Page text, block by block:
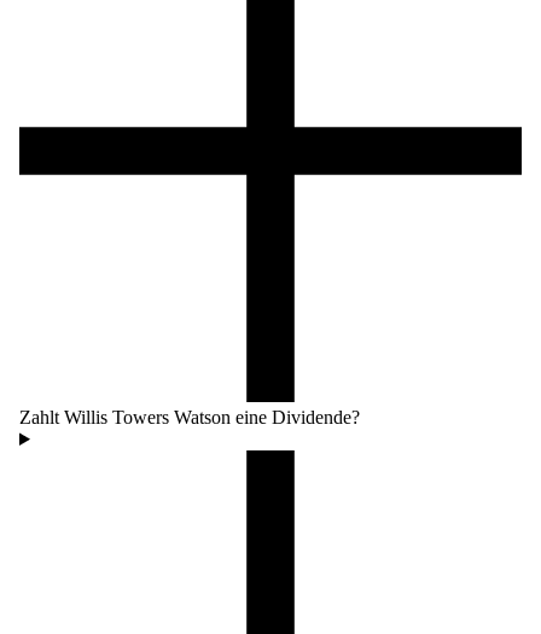
Zahlt Willis Towers Watson eine Dividende?